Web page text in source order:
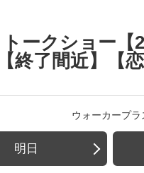
ークショー【
終了間近】【
ウォーカープ
明日